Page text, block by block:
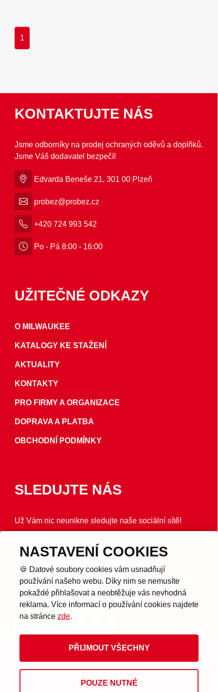
1
KONTAKTUJTE NÁS
Jsme odborníky na prodej ochraných oděvů a doplňků.
Jsme Váš dodavatel bezpečí!
Edvarda Beneše 21, 301 00 Plzeň
probez@probez.cz
+420 724 993 542
Po - Pá 8:00 - 16:00
UŽITEČNÉ ODKAZY
O MILWAUKEE
KATALOGY KE STAŽENÍ
AKTUALITY
KONTAKTY
PRO FIRMY A ORGANIZACE
DOPRAVA A PLATBA
OBCHODNÍ PODMÍNKY
SLEDUJTE NÁS
Už Vám nic neunikne sledujte naše sociální sítě!
NASTAVENÍ COOKIES
🍪 Datové soubory cookies vám usnadňují
používání našeho webu. Díky nim se nemusíte
pokaždé přihlašovat a neobtěžuje vás nevhodná
reklama. Více informací o používání cookies najdete
na stránce zde.
PŘIJMOUT VŠECHNY
POUZE NUTNÉ